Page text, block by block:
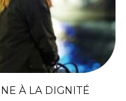
À LA DIGNITÉ